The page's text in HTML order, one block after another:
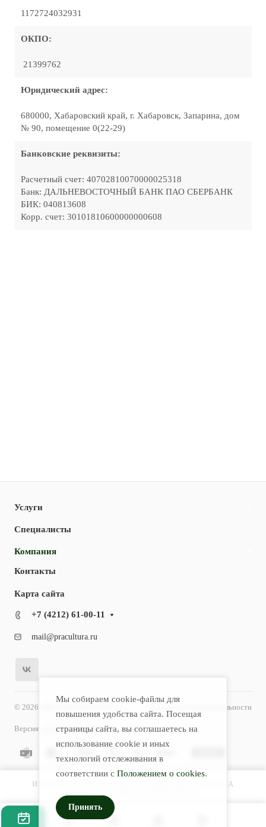
1172724032931
ОКПО:
21399762
Юридический адрес:
680000, Хабаровский край, г. Хабаровск, Запарина, дом
№ 90, помещение 0(22-29)
Банковские реквизиты:
Расчетный счет: 40702810070000025318
Банк: ДАЛЬНЕВОСТОЧНЫЙ БАНК ПАО СБЕРБАНК
БИК: 040813608
Корр. счет: 30101810600000000608
Услуги
Специалисты
Компания
Контакты
Карта сайта
+7 (4212) 61-00-11
mail@pracultura.ru
© 2026 ООО "Хороший Доктор" Политика конфиденциальности
Версия для слабовидящих
ИМЕЮТСЯ ПРОТИВОПОКАЗАНИЯ. НЕОБХОДИМА
Мы собираем cookie-файлы для
повышения удобства сайта. Посещая
страницы сайта, вы соглашаетесь на
использование cookie и иных
технологий отслеживания в
соответствии с Положением о cookies.
Принять